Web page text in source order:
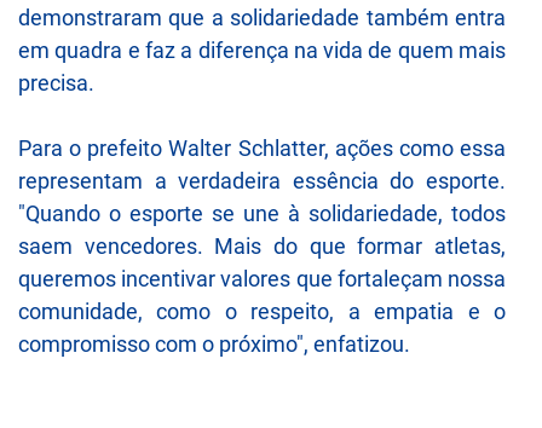
demonstraram que a solidariedade também entra
em quadra e faz a diferença na vida de quem mais
precisa.
Para o prefeito Walter Schlatter, ações como essa
representam a verdadeira essência do esporte.
"Quando o esporte se une à solidariedade, todos
saem vencedores. Mais do que formar atletas,
queremos incentivar valores que fortaleçam nossa
comunidade, como o respeito, a empatia e o
compromisso com o próximo", enfatizou.